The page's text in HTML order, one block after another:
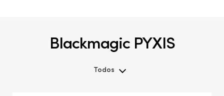
Blackmagic PYXIS
Todos